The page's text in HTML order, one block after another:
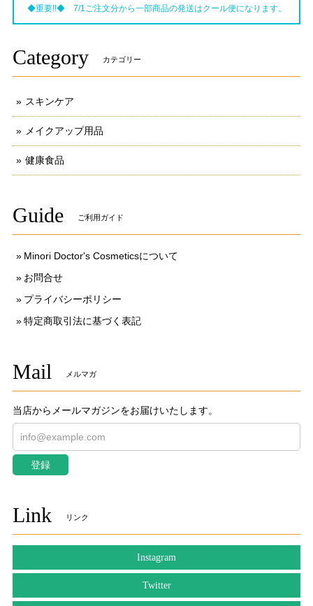
◆重要!!◆ 7/1ご注文分から一部商品の発送はクール便になります。
Category カテゴリー
スキンケア
メイクアップ用品
健康食品
Guide ご利用ガイド
Minori Doctor's Cosmeticsについて
お問合せ
プライバシーポリシー
特定商取引法に基づく表記
Mail メルマガ
当店からメールマガジンをお届けいたします。
登録
Link リンク
Instagram
Twitter